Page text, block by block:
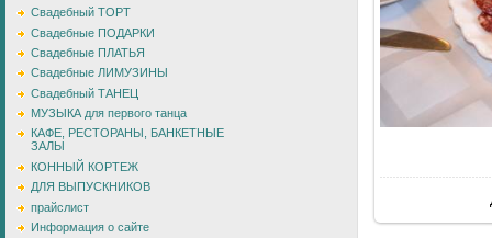
Свадебный ТОРТ
Свадебные ПОДАРКИ
Свадебные ПЛАТЬЯ
Свадебные ЛИМУЗИНЫ
Свадебный ТАНЕЦ
МУЗЫКА для первого танца
КАФЕ, РЕСТОРАНЫ, БАНКЕТНЫЕ
ЗАЛЫ
КОННЫЙ КОРТЕЖ
ДЛЯ ВЫПУСКНИКОВ
прайслист
Информация о сайте